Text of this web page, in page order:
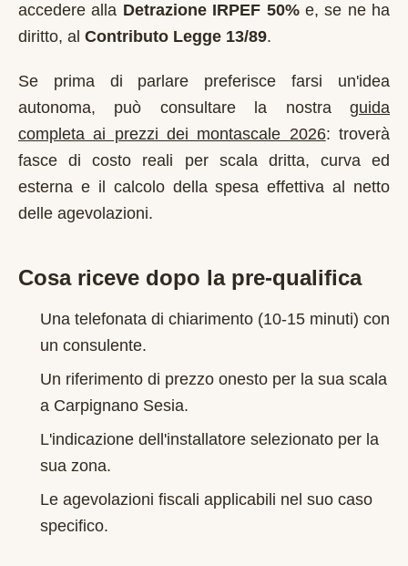
accedere alla Detrazione IRPEF 50%e, se ne ha
diritto, al Contributo Legge 13/89.
Se prima di parlare preferisce farsi un'idea
autonoma, può consultare la nostra
guida
completa ai prezzi dei montascale 2026: troverà
fasce di costo reali per scala dritta, curva ed
esterna e il calcolo della spesa effettiva al netto
delle agevolazioni.
Cosa riceve dopo la pre-qualifica
Una telefonata di chiarimento (10-15 minuti) con
un consulente.
Un riferimento di prezzo onesto per la sua scala
a Carpignano Sesia.
L'indicazione dell'installatore selezionato per la
sua zona.
Le agevolazioni fiscali applicabili nel suo caso
specifico.